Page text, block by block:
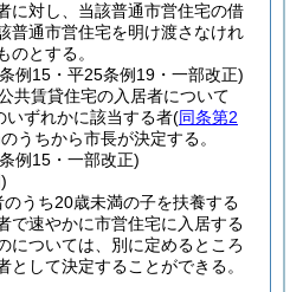
に対し、当該普通市営住宅の借
普通市営住宅を明け渡さなけれ
のとする。
例15・平25条例19・一部改正)
共賃貸住宅の入居者について
いずれかに該当する者(同条第2
のうちから市長が決定する。
例15・一部改正)
うち20歳未満の子を扶養する
で速やかに市営住宅に入居する
については、別に定めるところ
として決定することができる。